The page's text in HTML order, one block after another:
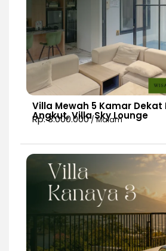
Villa Mewah 5 Kamar Dekat
Angkut, Villa Sky Lounge
Rp. 3.000.000/ Malam